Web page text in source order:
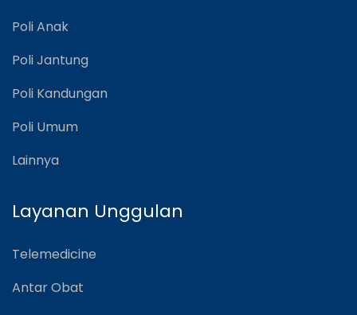
Poli Anak
Poli Jantung
Poli Kandungan
Poli Umum
Lainnya
Layanan Unggulan
Telemedicine
Antar Obat